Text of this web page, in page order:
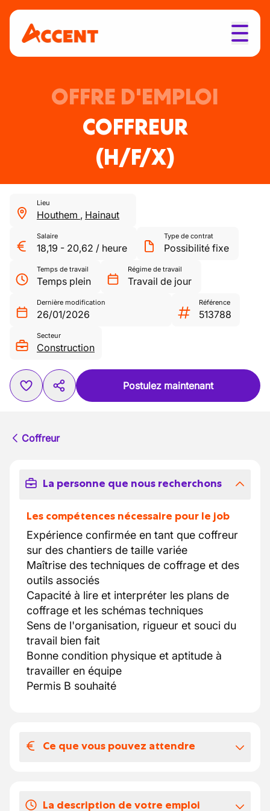
OFFRE D'EMPLOI
COFFREUR
(H/F/X)
Lieu
Houthem , Hainaut
Salaire
18,19 - 20,62 / heure
Type de contrat
Possibilité fixe
Temps de travail
Temps plein
Régime de travail
Travail de jour
Dernière modification
26/01/2026
Référence
513788
Secteur
Construction
Postulez maintenant
Coffreur
La personne que nous recherchons
Les compétences nécessaire pour le job
Expérience confirmée en tant que coffreur
sur des chantiers de taille variée
Maîtrise des techniques de coffrage et des
outils associés
Capacité à lire et interpréter les plans de
coffrage et les schémas techniques
Sens de l'organisation, rigueur et souci du
travail bien fait
Bonne condition physique et aptitude à
travailler en équipe
Permis B souhaité
Ce que vous pouvez attendre
La description de votre emploi